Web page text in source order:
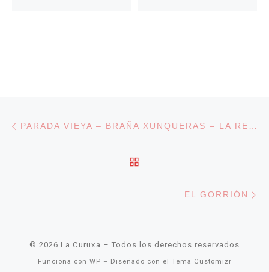
Navegación de entradas PARADA VIEYA – BRAÑA XUNQUERAS – LA REBOLLADA
EL GORRIÓN
© 2026 La Curuxa – Todos los derechos reservados
Funciona con WP – Diseñado con el Tema Customizr